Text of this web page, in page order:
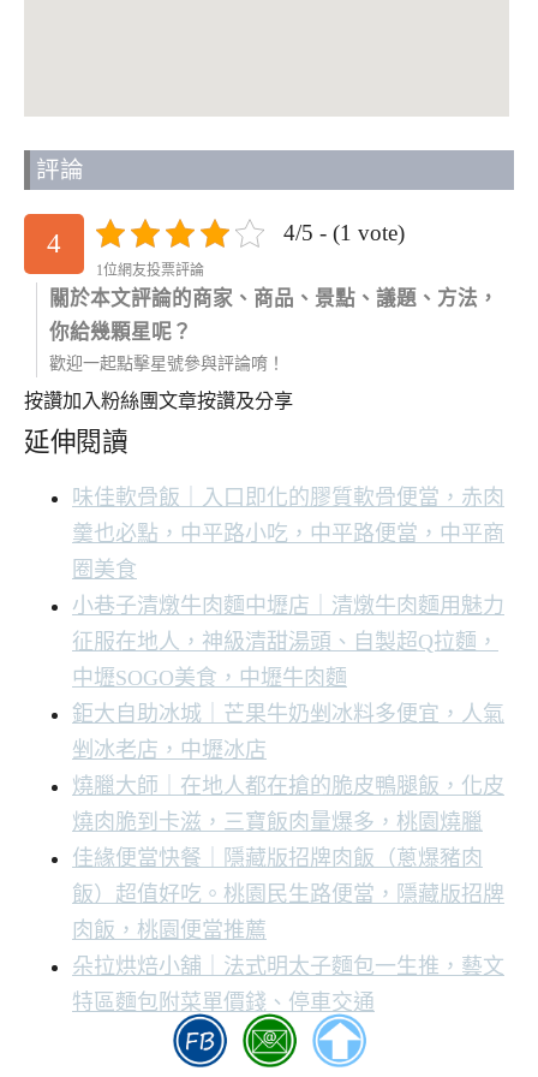
評論
4 4/5 - (1 vote)
1位網友投票評論
關於本文評論的商家、商品、景點、議題、方法，
你給幾顆星呢？
歡迎一起點擊星號參與評論唷！
按讚加入粉絲團文章按讚及分享
延伸閱讀
味佳軟骨飯｜入口即化的膠質軟骨便當，赤肉
羹也必點，中平路小吃，中平路便當，中平商
圈美食
小巷子清燉牛肉麵中壢店｜清燉牛肉麵用魅力
征服在地人，神級清甜湯頭、自製超Q拉麵，
中壢SOGO美食，中壢牛肉麵
鉅大自助冰城｜芒果牛奶剉冰料多便宜，人氣
剉冰老店，中壢冰店
燒臘大師｜在地人都在搶的脆皮鴨腿飯，化皮
燒肉脆到卡滋，三寶飯肉量爆多，桃園燒臘
佳緣便當快餐｜隱藏版招牌肉飯（蔥爆豬肉
飯）超值好吃。桃園民生路便當，隱藏版招牌
肉飯，桃園便當推薦
朵拉烘焙小舖｜法式明太子麵包一生推，藝文
特區麵包附菜單價錢、停車交通